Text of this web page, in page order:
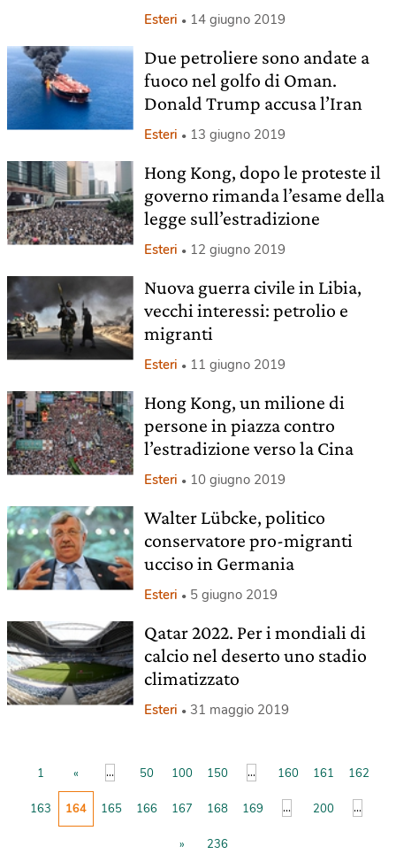
Esteri 14 giugno 2019
Due petroliere sono andate a
fuoco nel golfo di Oman.
Donald Trump accusa l’Iran
Esteri 13 giugno 2019
Hong Kong, dopo le proteste il
governo rimanda l’esame della
legge sull’estradizione
Esteri 12 giugno 2019
Nuova guerra civile in Libia,
vecchi interessi: petrolio e
migranti
Esteri 11 giugno 2019
Hong Kong, un milione di
persone in piazza contro
l’estradizione verso la Cina
Esteri 10 giugno 2019
Walter Lübcke, politico
conservatore pro-migranti
ucciso in Germania
Esteri 5 giugno 2019
Qatar 2022. Per i mondiali di
calcio nel deserto uno stadio
climatizzato
Esteri 31 maggio 2019
1 « ... 50 100 150 ... 160 161 162
163 164 165 166 167 168 169 ... 200 ...
» 236